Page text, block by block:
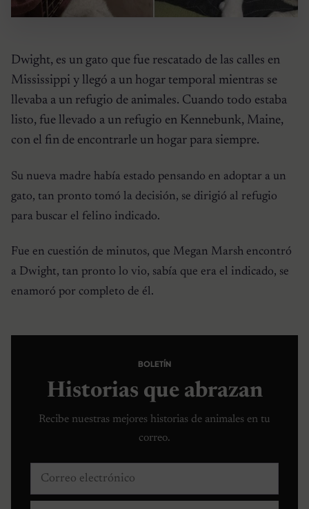
Dwight, es un gato que fue rescatado de las calles en
Mississippi y llegó a un hogar temporal mientras se
llevaba a un refugio de animales. Cuando todo estaba
listo, fue llevado a un refugio en Kennebunk, Maine,
con el fin de encontrarle un hogar para siempre.
Su nueva madre había estado pensando en adoptar a un
gato, tan pronto tomó la decisión, se dirigió al refugio
para buscar el felino indicado.
Fue en cuestión de minutos, que Megan Marsh encontró
a Dwight, tan pronto lo vio, sabía que era el indicado, se
enamoró por completo de él.
BOLETÍN
Historias que abrazan
Recibe nuestras mejores historias de animales en tu
correo.
Correo electrónico